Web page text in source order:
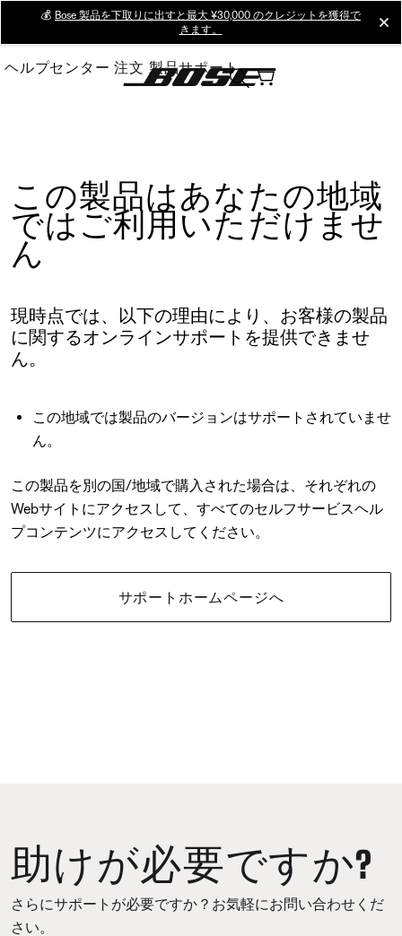
Main
💰 Bose 製品を下取りに出すと最大 ¥30,000 のクレジットを獲得で
きます。
ヘルプセンター 注文 製品サポート
この製品はあなたの地域
ではご利用いただけませ
ん
現時点では、以下の理由により、お客様の製品
に関するオンラインサポートを提供できませ
ん。
この地域では製品のバージョンはサポートされていませ
ん。
この製品を別の国/地域で購入された場合は、それぞれの
Webサイトにアクセスして、すべてのセルフサービスヘル
プコンテンツにアクセスしてください。
サポートホームページへ
助けが必要ですか?
さらにサポートが必要ですか？お気軽にお問い合わせくだ
さい。